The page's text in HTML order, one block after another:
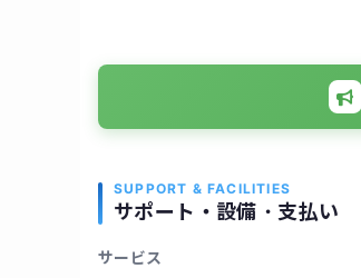
SUPPORT & FACILITIES
サポート・設備・支払い
サービス